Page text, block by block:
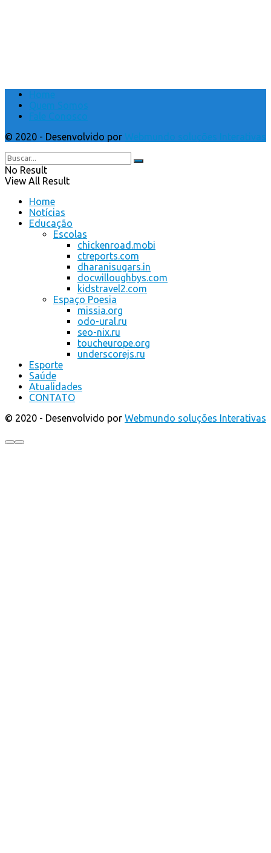
Home
Quem Somos
Fale Conosco
© 2020 - Desenvolvido por Webmundo soluções Interativas
No Result
View All Result
Home
Notícias
Educação
Escolas
chickenroad.mobi
ctreports.com
dharanisugars.in
docwilloughbys.com
kidstravel2.com
Espaço Poesia
missia.org
odo-ural.ru
seo-nix.ru
toucheurope.org
underscorejs.ru
Esporte
Saúde
Atualidades
CONTATO
© 2020 - Desenvolvido por Webmundo soluções Interativas